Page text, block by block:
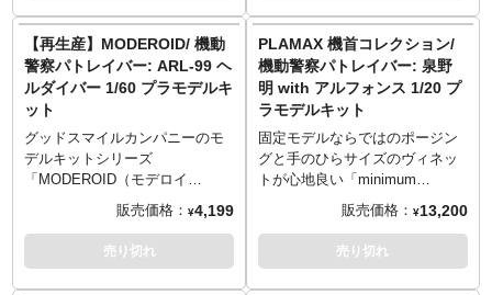
センチで立体化。大ボリューム
だからこそ表現できる細部のデ
ィテールや塗装表現はみごとで
す。1号機とは異なる頭部デザイ
ンも魅力的な2号機。カーキ色の
装甲が追加され、よりミリタリ
ーライクになった機体をじっく
りとご堪能ください。
だからこそ表現できる細部のデ
ィテールや塗装表現はみごとで
す。特車二課の装備として一番
馴染み深い1号機。カーキ色の装
甲が追加され、よりミリタリー
ライクになった機体をじっくり
とご堪能ください。
【再生産】MODEROID/ 機動
警察パトレイバー: ARL-99 ヘ
ルダイバー 1/60 プラモデルキ
ット
グッドスマイルカンパニーのモ
デルキットシリーズ
「MODEROID（モデロイ
ド）」。一部彩色済みの組み立
てキットで、組み立てるだけで
作品イメージの仕上がりを再現
します。フィギュアファンから
販売価格： ¥4,199
売り切れ
PLAMAX 機首コレクション/
機動警察パトレイバー: 泉野
明 with アルフォンス 1/20 プ
ラモデルキット
固定モデルならではのポージン
グと手のひらサイズのヴィネッ
トが心地良い「minimum
factory」。マックスファクトリ
ーの「PLAMAX」シリーズから
『機動警察パトレイバー』が参
戦！主人公「泉野明」とハンガ
販売価格： ¥13,200
売り切れ